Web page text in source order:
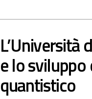
L’Università
e lo
quantistico